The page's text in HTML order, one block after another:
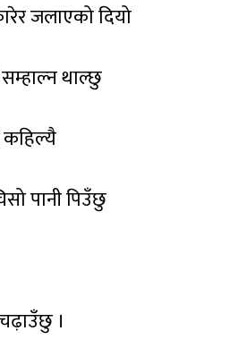
जलाएको दियो
थाल्छु
कहिल्यै
पानी पिउँछु
।